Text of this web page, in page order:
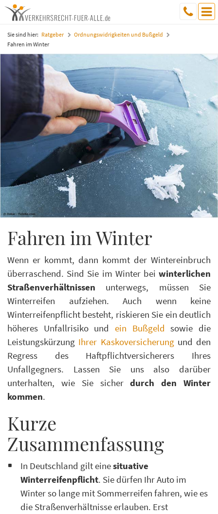
Sie sind hier: Ratgeber
Ordnungswidrigkeiten und Bußgeld
Fahren im Winter
Fahren im Winter
Wenn er kommt, dann kommt der Wintereinbruch
überraschend. Sind Sie im Winter bei winterlichen
Straßenverhältnissen unterwegs, müssen Sie
Winterreifen aufziehen. Auch wenn keine
Winterreifenpflicht besteht, riskieren Sie ein deutlich
höheres Unfallrisiko und ein Bußgeld sowie die
Leistungskürzung Ihrer Kaskoversicherungund den
Regress des Haftpflichtversicherers Ihres
Unfallgegners. Lassen Sie uns also darüber
unterhalten, wie Sie sicherdurch den Winter
kommen.
Kurze
Zusammenfassung
In Deutschland gilt einesituative
Winterreifenpflicht. Sie dürfen Ihr Auto im
Winter so lange mit Sommerreifen fahren, wie es
die Straßenverhältnisse erlauben. Erst